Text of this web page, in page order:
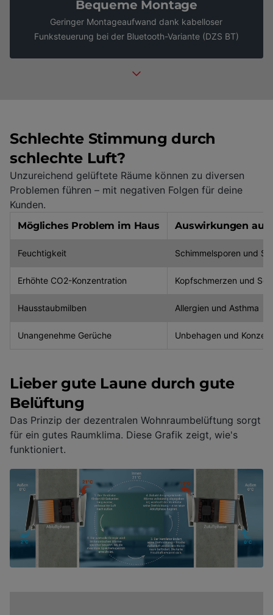
Bequeme Montage
Geringer Montageaufwand dank kabelloser
Funksteuerung bei der Bluetooth-Variante (DZS BT)
Schlechte Stimmung durch
schlechte Luft?
Unzureichend gelüftete Räume können zu diversen
Problemen führen – mit negativen Folgen für deine
Kunden.
Mögliches Problem im Haus Auswirkungen auf
Feuchtigkeit Schimmelsporen und
Erhöhte CO2-Konzentration Kopfschmerzen und
Hausstaubmilben Allergien und Asthma
Unangenehme Gerüche Unbehagen und
Lieber gute Laune durch gute
Belüftung
Das Prinzip der dezentralen Wohnraumbelüftung sorgt
für ein gutes Raumklima. Diese Grafik zeigt, wie's
funktioniert.